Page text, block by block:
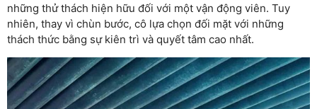
những thử thách hiện hữu đối với một vận động viên. Tuy
nhiên, thay vì chùn bước, cô lựa chọn đối mặt với những
thách thức bằng sự kiên trì và quyết tâm cao nhất.